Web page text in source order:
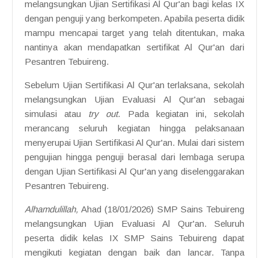
melangsungkan Ujian Sertifikasi Al Qur'an bagi kelas IX
dengan penguji yang berkompeten. Apabila peserta didik
mampu mencapai target yang telah ditentukan, maka
nantinya akan mendapatkan sertifikat Al Qur'an dari
Pesantren Tebuireng.
Sebelum Ujian Sertifikasi Al Qur'an terlaksana, sekolah
melangsungkan Ujian Evaluasi Al Qur'an sebagai
simulasi atau try out. Pada kegiatan ini, sekolah
merancang seluruh kegiatan hingga pelaksanaan
menyerupai Ujian Sertifikasi Al Qur'an. Mulai dari sistem
pengujian hingga penguji berasal dari lembaga serupa
dengan Ujian Sertifikasi Al Qur'an yang diselenggarakan
Pesantren Tebuireng.
Alhamdulillah,Ahad (18/01/2026) SMP Sains Tebuireng
melangsungkan Ujian Evaluasi Al Qur'an. Seluruh
peserta didik kelas IX SMP Sains Tebuireng dapat
mengikuti kegiatan dengan baik dan lancar. Tanpa